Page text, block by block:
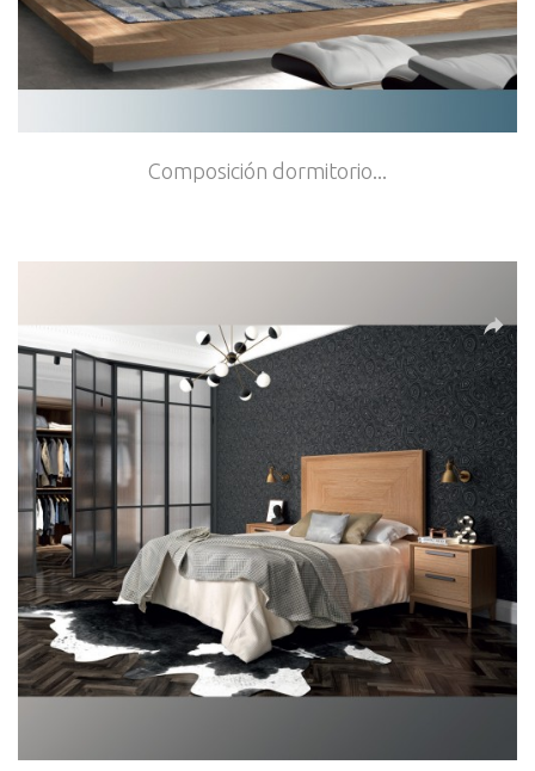
Composición dormitorio...